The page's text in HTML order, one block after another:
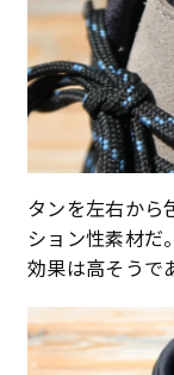
タンを左右から
ション性素材だ
効果は高そうで